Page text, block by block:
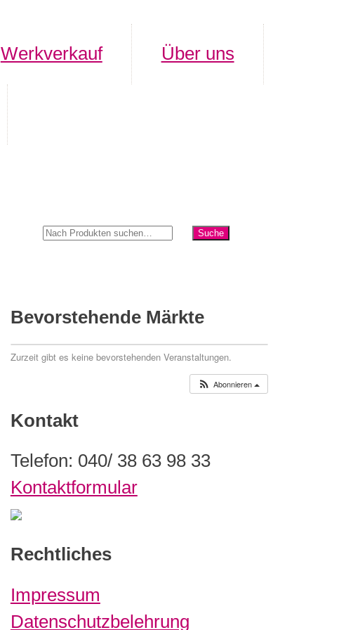
Werkverkauf Über uns
Bevorstehende Märkte
Zurzeit gibt es keine bevorstehenden Veranstaltungen.
Abonnieren
Kontakt
Telefon: 040/ 38 63 98 33
Kontaktformular
Rechtliches
Impressum
Datenschutzbelehrung